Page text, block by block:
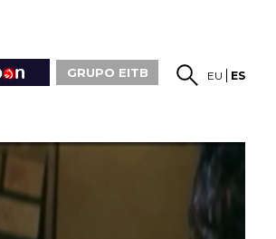
GRUPO EITB EU ES